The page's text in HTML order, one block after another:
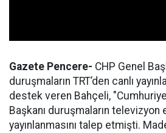
Gazete Pencere- CHP Genel
duruşmaların TRT’den canlı
destek veren Bahçeli,
Başkanı duruşmaların televizyon
yayınlanmasını talep etmişti.